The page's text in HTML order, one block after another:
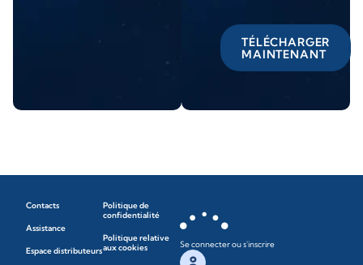
TÉLÉCHARGER
MAINTENANT
Contacts
Assistance
Espace distributeurs
Politique de
confidentialité
Politique relative
aux cookies
Se connecter ou s'inscrire